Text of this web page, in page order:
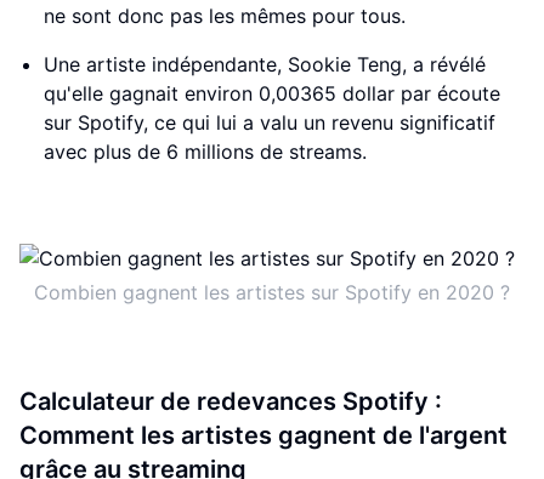
ne sont donc pas les mêmes pour tous.
Une artiste indépendante, Sookie Teng, a révélé
qu'elle gagnait environ 0,00365 dollar par écoute
sur Spotify, ce qui lui a valu un revenu significatif
avec plus de 6 millions de streams.
Combien gagnent les artistes sur Spotify en 2020 ?
Calculateur de redevances Spotify :
Comment les artistes gagnent de l'argent
grâce au streaming